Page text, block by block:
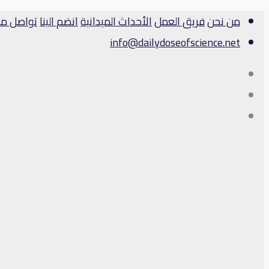
من نحنفريق العملالأحداث الميدانيةانضم اليناتواصل
info@dailydoseofscience.net